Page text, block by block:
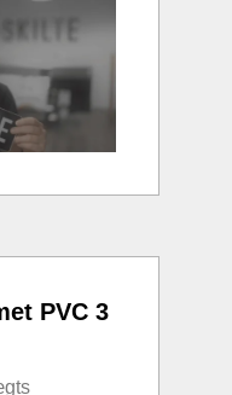
PVC 3